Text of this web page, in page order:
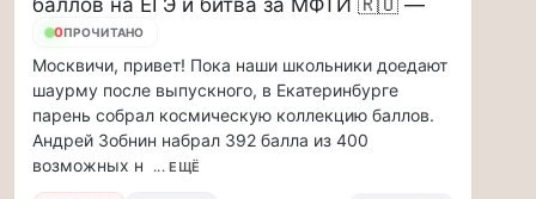
Полимер»
88
млн
рублей
в
рамках
договора
баллов на ЕГЭ и битва за МФТИ 🇷🇺 —
0ПРОЧИТАНО
Москвичи, привет! Пока наши школьники доедают
шаурму после выпускного, в Екатеринбурге
парень собрал космическую коллекцию баллов.
Андрей Зобнин набрал 392 балла из 400
возможных н
... ЕЩЁ